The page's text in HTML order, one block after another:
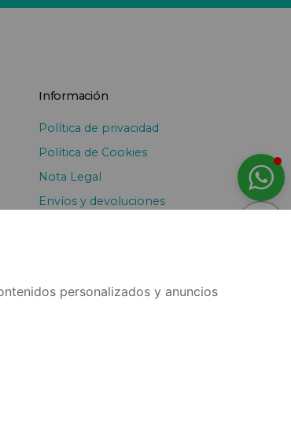
personalizados y anuncios
Información
Política de privacidad
Política de Cookies
Nota Legal
Envíos y devoluciones